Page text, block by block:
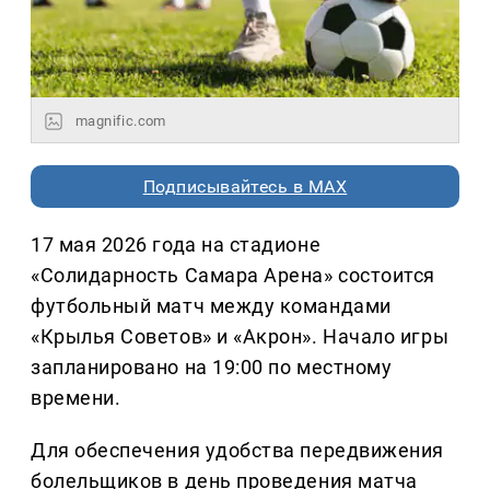
magnific.com
Подписывайтесь в MAX
17 мая 2026 года на стадионе
«Солидарность Самара Арена» состоится
футбольный матч между командами
«Крылья Советов» и «Акрон». Начало игры
запланировано на 19:00 по местному
времени.
Для обеспечения удобства передвижения
болельщиков в день проведения матча